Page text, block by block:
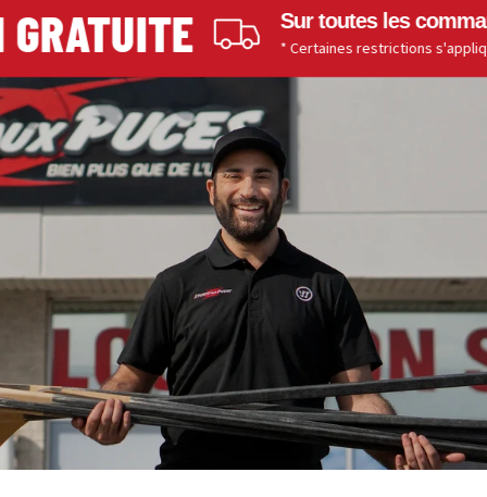
Sur toutes les
* Certaines restrictions